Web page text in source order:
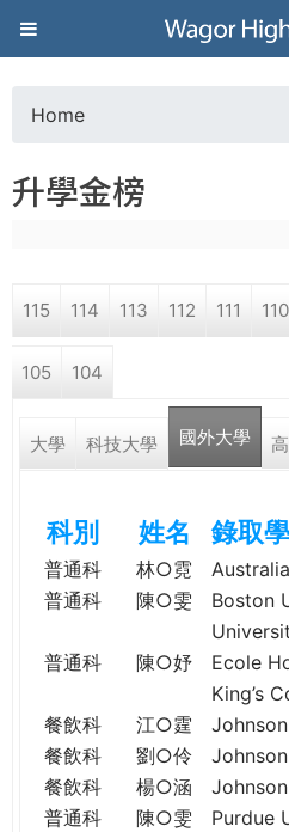
Jump to
葳
格
高
學
o
a
r
e
e
e
Home
升學金榜
115 114 113 112 111 110
105 104
大學 科技大學 國外大學
科別 姓名 錄取
普通科 林○霓
普通科
陳○雯
Boston
普通科
陳○妤
Ecole
King’s
餐飲科
江○霆
餐飲科
劉○伶
餐飲科
楊○涵
普通科
陳○雯
Purdue